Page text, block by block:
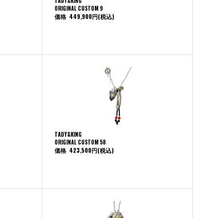
ORIGINAL CUSTOM 9
価格 449,900円(税込)
TADY&KING
ORIGINAL CUSTOM 58
価格 423,500円(税込)